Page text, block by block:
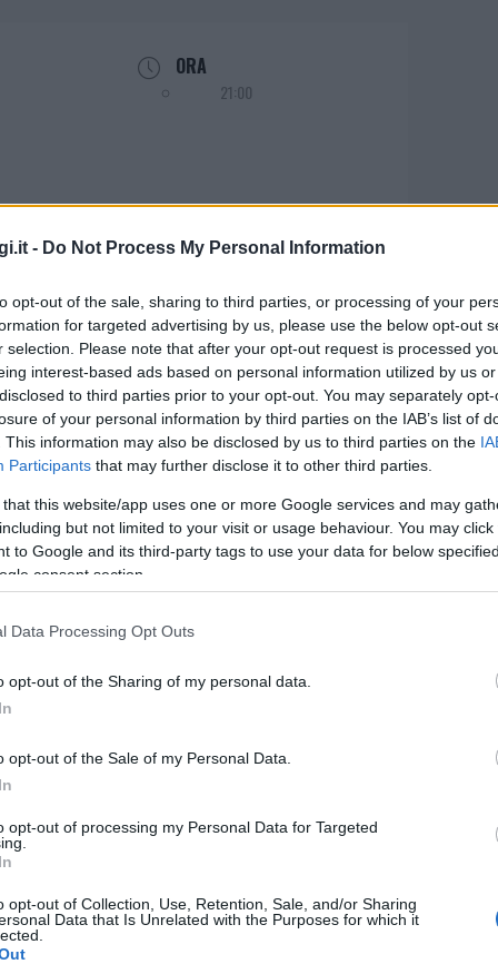
- Do Not Process My Personal Information
opt-out of the sale, sharing to third parties, or processing of your
for targeted advertising by us, please use the below opt-out
selection. Please note that after your opt-out request is processed
interest-based ads based on personal information utilized by us
to third parties prior to your opt-out. You may separately
of your personal information by third parties on the IAB’s list of
This information may also be disclosed by us to third parties on the
Participants that may further disclose it to other third parties.
that this website/app uses one or more Google services and may
but not limited to your visit or usage behaviour. You may
to Google and its third-party tags to use your data for below
consent section.
Data Processing Opt Outs
opt-out of the Sharing of my personal data.
opt-out of the Sale of my Personal Data.
opt-out of processing my Personal Data for Targeted
opt-out of Collection, Use, Retention, Sale, and/or Sharing
Data that Is Unrelated with the Purposes for which it
ORA
21:00
si balla con il Salsaloca
con il Salsaloca, serata latina che fa da
L’evento è previsto per
del comune.
in compagnia di Gianni Berardini
con i coinvolgenti balli del Salsaloca. Una
la programmazione estiva ricca e
di Gallura.
mischia e che il ritmo latino sia con
nazionali?